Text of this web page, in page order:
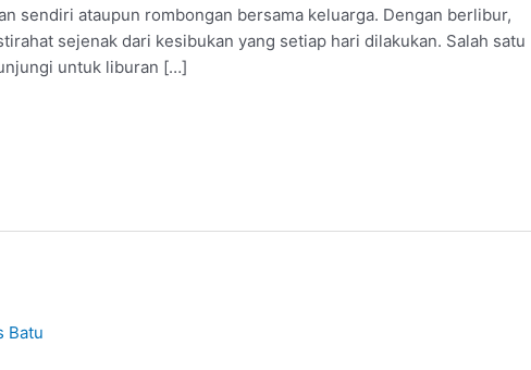
sendiri ataupun rombongan bersama keluarga. Dengan berlibur,
sejenak dari kesibukan yang setiap hari dilakukan. Salah satu
untuk liburan […]